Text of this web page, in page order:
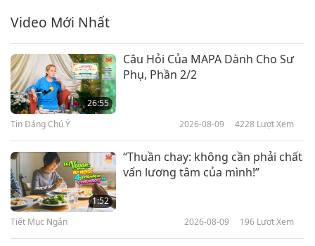
29:16
Sự Đan Xen Giữa Lực Lượng
Các Nhà Lãnh Đạo Thế Giới Phải
Video Mới Nhất
26:55
Câu Hỏi Của MAPA Dành Cho Sư
Phụ, Phần 2/2
Tin Đáng Chú Ý 2026-08-09 4228 Lượt Xem
1:52
“Thuần chay: không cần phải chất
vấn lương tâm của mình!”
Tiết Mục Ngắn 2026-08-09 196 Lượt Xem